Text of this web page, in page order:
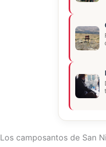
Los camposantos de San